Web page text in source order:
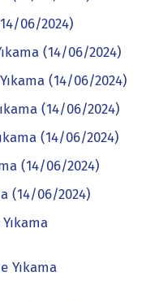
06/2024)
(14/06/2024)
(14/06/2024)
(14/06/2024)
(14/06/2024)
(14/06/2024)
(14/06/2024)
Yıkama